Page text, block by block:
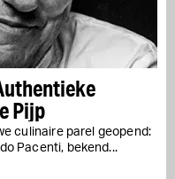
Pijp
culinaire parel geopend:
Pacenti, bekend...